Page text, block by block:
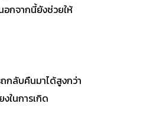
กจากนี้ยังช่วยให้
กลับคืนมาได้สูงกว่า
ในการเกิด